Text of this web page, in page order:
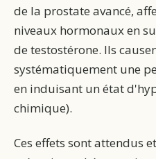
de la prostate avancé,
niveaux hormonaux en
de testostérone. Ils
systématiquement une
en induisant un état
chimique).
Ces effets sont attendus